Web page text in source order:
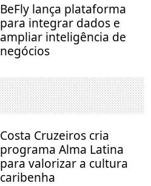
BeFly lança plataforma
para integrar dados e
ampliar inteligência de
negócios
Costa Cruzeiros cria
programa Alma Latina
para valorizar a cultura
caribenha